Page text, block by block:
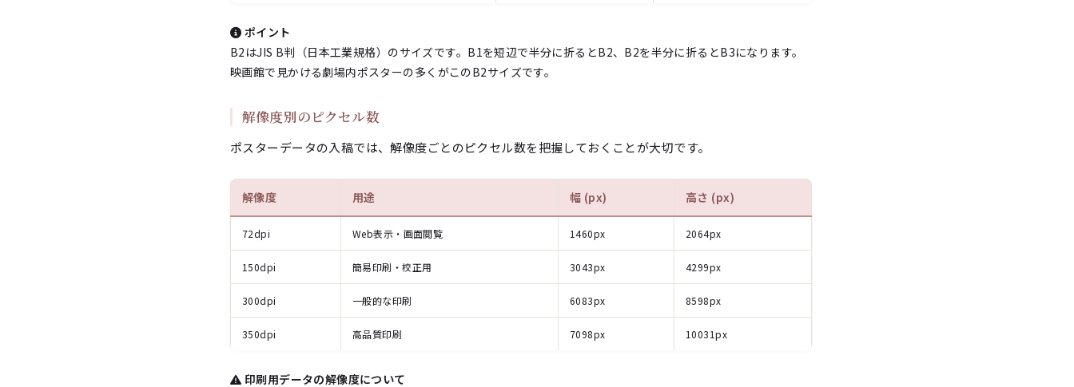
ポイント
B2はJIS B判（日本工業規格）のサイズです。B1を短辺で半分に折るとB2、B2を半分に折るとB3になります。
映画館で見かける劇場内ポスターの多くがこのB2サイズです。
解像度別のピクセル数
ポスターデータの入稿では、解像度ごとのピクセル数を把握しておくことが大切です。
解像度 用途 幅 (px) 高さ (px)
72dpi Web表示・画面閲覧 1460px 2064px
150dpi 簡易印刷・校正用 3043px 4299px
300dpi 一般的な印刷 6083px 8598px
350dpi 高品質印刷 7098px 10031px
印刷用データの解像度について